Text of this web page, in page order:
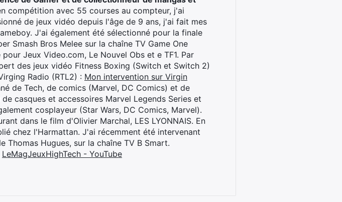
compétition avec 55 courses au compteur, j'ai
de jeux vidéo depuis l'âge de 9 ans, j'ai fait mes
J'ai également été sélectionné pour la finale
Smash Bros Melee sur la chaîne TV Game One
Jeux Video.com, Le Nouvel Obs et e TF1. Par
des jeux vidéo Fitness Boxing (Switch et Switch 2)
Radio (RTL2) : Mon intervention sur Virgin
de Tech, de comics (Marvel, DC Comics) et de
casques et accessoires Marvel Legends Series et
cosplayeur (Star Wars, DC Comics, Marvel).
dans le film d'Olivier Marchal, LES LYONNAIS. En
chez l'Harmattan. J'ai récemment été intervenant
Thomas Hugues, sur la chaîne TV B Smart.
LeMagJeuxHighTech - YouTube